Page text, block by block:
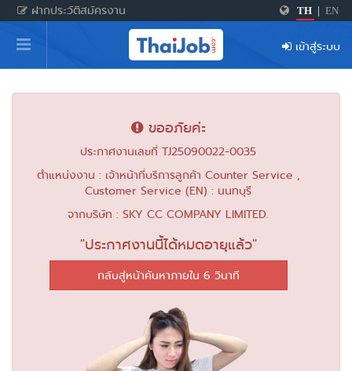
ฝากประวัติสมัครงาน TH EN
หน้าหลัก
ผู้สมัครงาน: เข้าสู่ระบบ
ฝากประวัติสมัครงาน
สำหรับผู้ประกอบการ
เข้าสู่ระบบ
ขออภัยค่ะ
ประกาศงานเลขที่ TJ25090022-0035
ตำแหน่งงาน : เจ้าหน้าที่บริการลูกค้า Counter Service ,
Customer Service (EN) : นนทบุรี
จากบริษัท : SKY CC COMPANY LIMITED.
"ประกาศงานนี้ได้หมดอายุแล้ว"
กลับสู่หน้าค้นหาภายใน 6 วินาที